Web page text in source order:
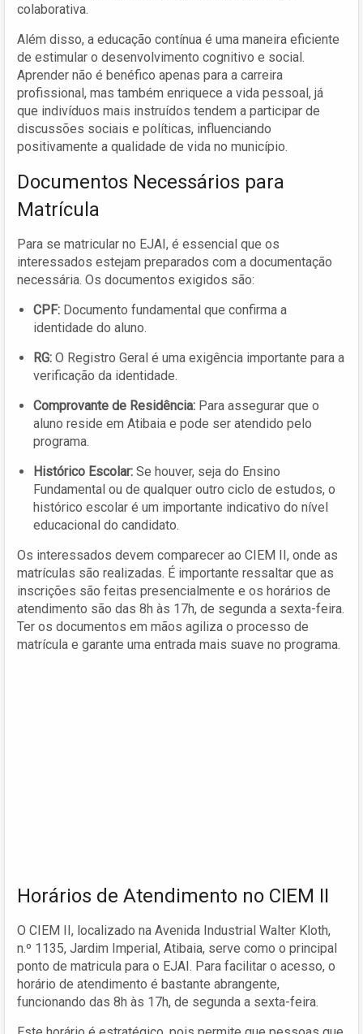
colaborativa.
Além disso, a educação contínua é uma maneira eficiente
de estimular o desenvolvimento cognitivo e social.
Aprender não é benéfico apenas para a carreira
profissional, mas também enriquece a vida pessoal, já
que indivíduos mais instruídos tendem a participar de
discussões sociais e políticas, influenciando
positivamente a qualidade de vida no município.
Documentos Necessários para
Matrícula
Para se matricular no EJAI, é essencial que os
interessados estejam preparados com a documentação
necessária. Os documentos exigidos são:
CPF: Documento fundamental que confirma a
identidade do aluno.
RG: O Registro Geral é uma exigência importante para a
verificação da identidade.
Comprovante de Residência: Para assegurar que o
aluno reside em Atibaia e pode ser atendido pelo
programa.
Histórico Escolar: Se houver, seja do Ensino
Fundamental ou de qualquer outro ciclo de estudos, o
histórico escolar é um importante indicativo do nível
educacional do candidato.
Os interessados devem comparecer ao CIEM II, onde as
matrículas são realizadas. É importante ressaltar que as
inscrições são feitas presencialmente e os horários de
atendimento são das 8h às 17h, de segunda a sexta-feira.
Ter os documentos em mãos agiliza o processo de
matrícula e garante uma entrada mais suave no programa.
Horários de Atendimento no CIEM II
O CIEM II, localizado na Avenida Industrial Walter Kloth,
n.º 1135, Jardim Imperial, Atibaia, serve como o principal
ponto de matricula para o EJAI. Para facilitar o acesso, o
horário de atendimento é bastante abrangente,
funcionando das 8h às 17h, de segunda a sexta-feira.